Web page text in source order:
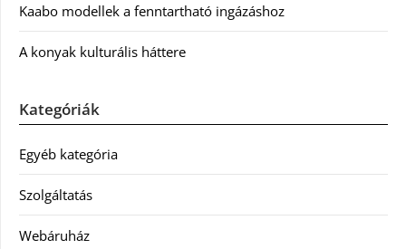
Kaabo modellek a fenntartható ingázáshoz
A konyak kulturális háttere
Kategóriák
Egyéb kategória
Szolgáltatás
Webáruház